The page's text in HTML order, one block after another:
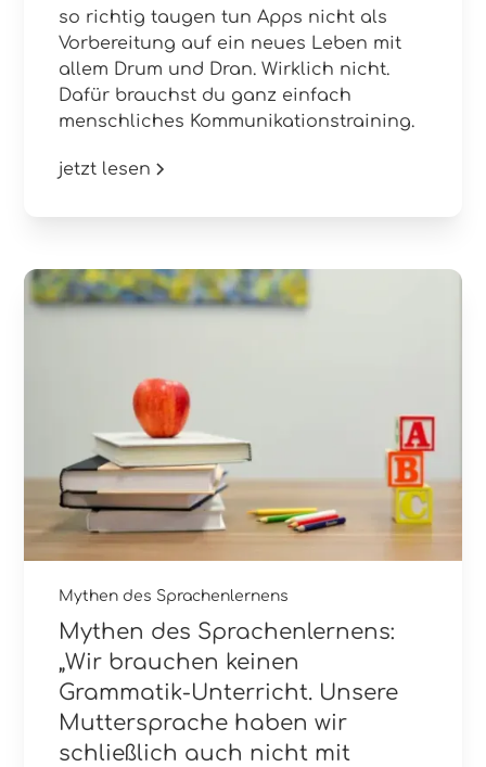
so richtig taugen tun Apps nicht als
Vorbereitung auf ein neues Leben mit
allem Drum und Dran. Wirklich nicht.
Dafür brauchst du ganz einfach
menschliches Kommunikationstraining.
jetzt lesen
Mythen des Sprachenlernens
Mythen des Sprachenlernens:
„Wir brauchen keinen
Grammatik-Unterricht. Unsere
Muttersprache haben wir
schließlich auch nicht mit